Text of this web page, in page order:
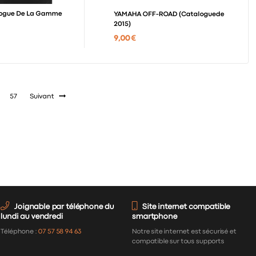
YAMAHA OFF-ROAD (cataloguede
2015)
9,00 €
57 Suivant
Joignable par téléphone du
lundi au vendredi
Téléphone :07 57 58 94 63
Site internet compatible
smartphone
Notre site internet est sécurisé et
compatible sur tous supports